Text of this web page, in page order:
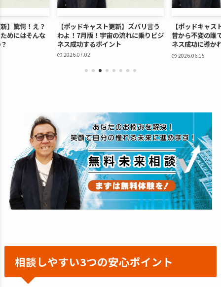
】驚愕！え？
めにはそんな
【ポッドキャスト更新】ズバリ言う
わよ！7月版！宇宙の流れに乗りビジ
ネス成功するポイント
2026.07.02
【ポッドキャ
昔から不変の誰
ネス成功に導か
ます2026.06.15
相談しやすい3つの安心ポイント